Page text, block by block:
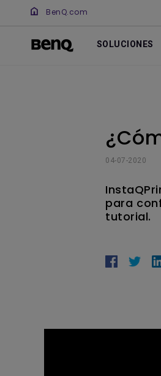
BenQ.com
SOLUCIONES
04-07-2020
para
tutorial.